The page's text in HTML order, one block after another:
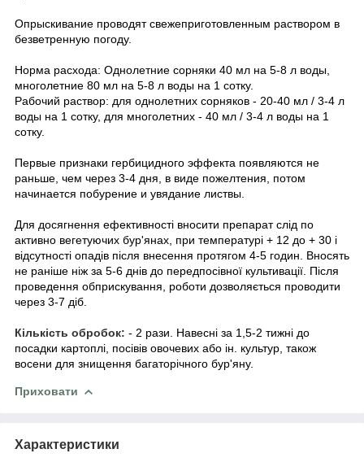
Опрыскивание проводят свежеприготовленным раствором в
безветренную погоду.
Норма расхода: Однолетние сорняки 40 мл на 5-8 л воды,
многолетние 80 мл на 5-8 л воды на 1 сотку.
Рабочий раствор: для однолетних сорняков - 20-40 мл / 3-4 л
воды на 1 сотку, для многолетних - 40 мл / 3-4 л воды на 1
сотку.
Первые признаки гербицидного эффекта появляются не
раньше, чем через 3-4 дня, в виде пожелтения, потом
начинается побурение и увядание листвы.
Для досягнення ефективності вносити препарат слід по
активно вегетуючих бур'янах, при температурі + 12 до + 30 і
відсутності опадів після внесення протягом 4-5 годин. Вносять
не раніше ніж за 5-6 днів до передпосівної культивації. Після
проведення обприскування, роботи дозволяється проводити
через 3-7 діб.
Кількість обробок: - 2 рази. Навесні за 1,5-2 тижні до
посадки картоплі, посівів овочевих або ін. культур, також
восени для знищення багаторічного бур'яну.
Приховати
Характеристики